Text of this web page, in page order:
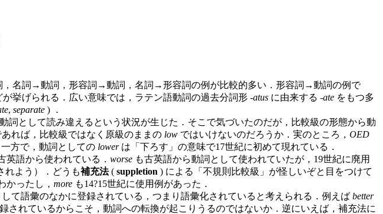
名詞→動詞，形容詞→動詞，名詞→形容詞の例が比較的多い．形容詞→動詞の例で
が挙げられる．広い意味では，ラテン語動詞の過去分詞形 -atus に由来する -ate をもつ多
, separate ) ．
詞として読み違えるという状況が生じた．そこで気づいたのだが，比較級の形態から動
れば，比較級ではなく原級のままの low ではいけないのだろうか．実のところ， OED
方で，動詞としての lowerは「下ろす」の意味で17世紀に初めて現れている．
語から使われている． worse も古英語から動詞として使われていたが，19世紀に廃用
れよう）．どうも補充法( suppletion ) による「不規則比較級」が怪しいぞと目をつけて
かったし， more も14?15世紀に使用例があった．
語彙のなかに登録されている，つまり語彙化されていると考えられる．例えば better
されているからこそ，動詞への転換が起こりうるのではないか．逆にいえば，補充法に